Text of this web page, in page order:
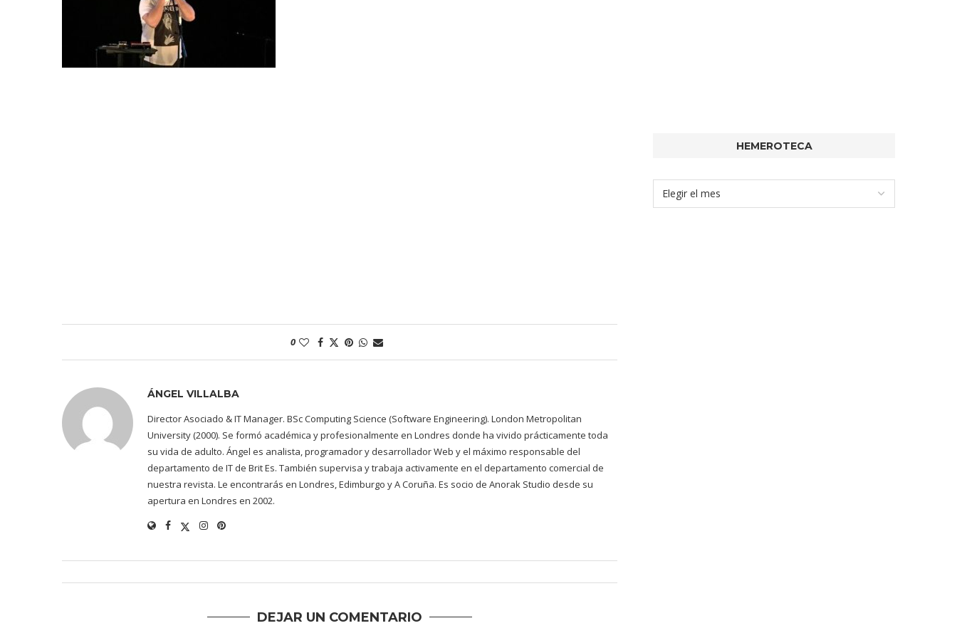
0
ÁNGEL VILLALBA
Director Asociado & IT Manager. BSc Computing Science (Software Engineering). London Metropolitan
University (2000). Se formó académica y profesionalmente en Londres donde ha vivido prácticamente toda
su vida de adulto. Ángel es analista, programador y desarrollador Web y el máximo responsable del
departamento de IT de Brit Es. También supervisa y trabaja activamente en el departamento comercial de
nuestra revista. Le encontrarás en Londres, Edimburgo y A Coruña. Es socio de Anorak Studio desde su
apertura en Londres en 2002.
DEJAR UN COMENTARIO
HEMEROTECA